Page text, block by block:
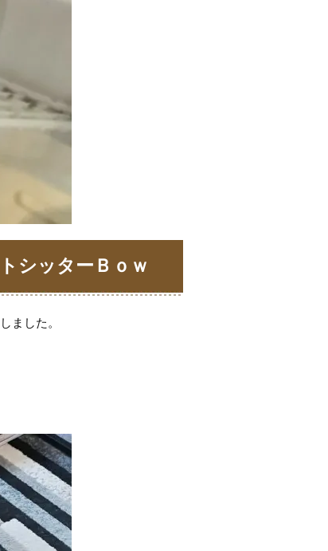
シッターＢｏｗ
ました。